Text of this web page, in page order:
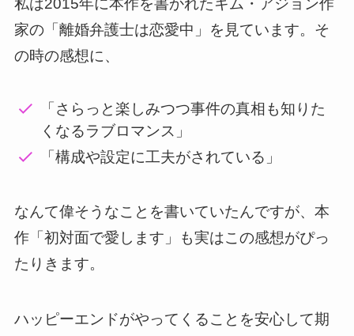
家の「離婚弁護士は恋愛中」を見ています。そ
の時の感想に、
「さらっと楽しみつつ事件の真相も知りた
くなるラブロマンス」
「構成や設定に工夫がされている」
なんて偉そうなことを書いていたんですが、本
作「初対面で愛します」も実はこの感想がぴっ
たりきます。
ハッピーエンドがやってくることを安心して期